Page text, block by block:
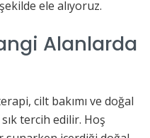
ele alıyoruz.
Alanlarda
cilt bakımı ve doğal
tercih edilir. Hoş